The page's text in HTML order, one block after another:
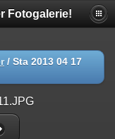
Fotogalerie!
/ Sta 2013 04 17